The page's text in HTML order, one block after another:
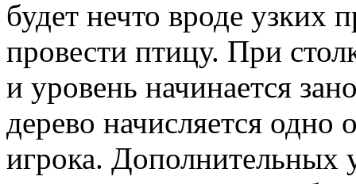
будет нечто вроде узких
провести птицу. При
и уровень начинается
дерево начисляется одно
игрока. Дополнительных